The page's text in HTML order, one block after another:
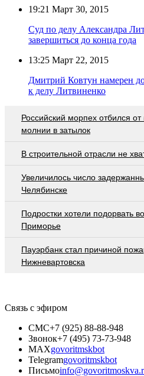
19:21 Март 30, 2015
Суд по делу Александра
завершиться до конца года
13:25 Март 22, 2015
Дмитрий Ковтун намерен
к делу Литвиненко
Российский морпех отбился
молнии в затылок
В строительной отрасли не
Увеличилось число
Челябинске
Подростки хотели подорвать
Приморье
Пауэрбанк стал причиной
Нижневартовска
Связь с эфиром
СМС+7 (925) 88-88-948
Звонок+7 (495) 73-73-948
MAXgovoritmskbot
Telegramgovoritmskbot
Письмо